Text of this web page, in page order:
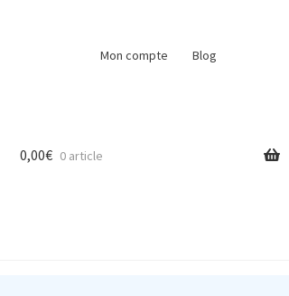
Mon compte Blog
0,00€ 0 article